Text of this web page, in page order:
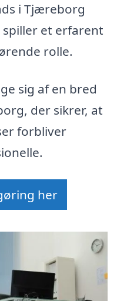
i Tjæreborg
et erfarent
rolle.
sig af en bred
der sikrer, at
forbliver
her